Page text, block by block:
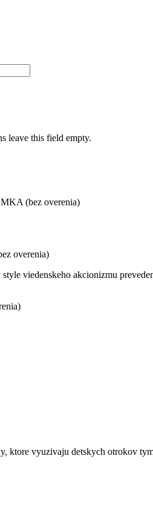
leave this field empty.
(bez overenia)
overenia)
viedenskeho akcionizmu
ktore vyuzivaju detskych otrokov